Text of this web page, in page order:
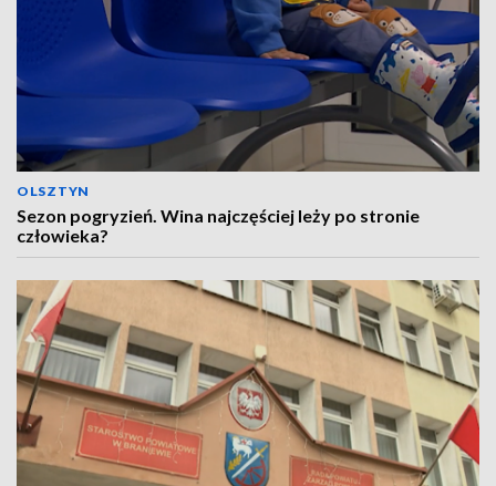
OLSZTYN
Sezon pogryzień. Wina najczęściej leży po stronie
człowieka?